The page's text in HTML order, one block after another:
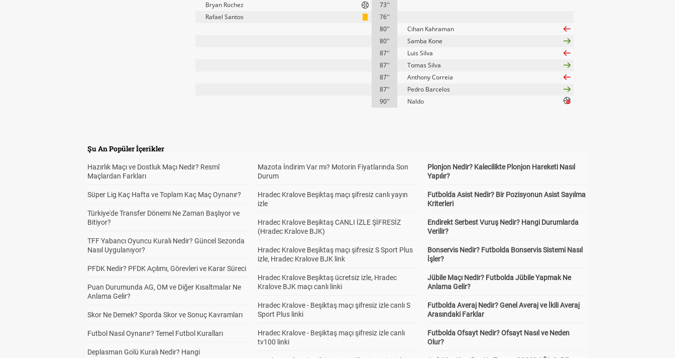
Bryan Rochez
73''
Rafael Santos
76''
80''
Cihan Kahraman
80''
Samba Kone
87''
Luis Silva
87''
Tomas Silva
87''
Anthony Correia
87''
Pedro Barcelos
90''
Naldo
Şu An Popüler İçerikler
Hazırlık Maçı ve Dostluk Maçı Nedir? Resmî
Maçlardan Farkları
Süper Lig Kaç Hafta ve Toplam Kaç Maç Oynanır?
Türkiye'de Transfer Dönemi Ne Zaman Başlıyor ve
Bitiyor?
TFF Yabancı Oyuncu Kuralı Nedir? Güncel Sezonda
Nasıl Uygulanıyor?
PFDK Nedir? PFDK Açılımı, Görevleri ve Karar Süreci
Puan Durumunda AG, OM ve Diğer Kısaltmalar Ne
Anlama Gelir?
Skor Ne Demek? Sporda Skor ve Sonuç Kavramları
Futbol Nasıl Oynanır? Temel Futbol Kuralları
Deplasman Golü Kuralı Nedir? Hangi
Mazota İndirim Var mı? Motorin Fiyatlarında Son
Durum
Hradec Kralove Beşiktaş maçı şifresiz canlı yayın
izle
Hradec Kralove Beşiktaş CANLI İZLE ŞİFRESİZ
(Hradec Kralove BJK)
Hradec Kralove Beşiktaş maçı şifresiz S Sport Plus
izle, Hradec Kralove BJK link
Hradec Kralove Beşiktaş ücretsiz izle, Hradec
Kralove BJK maçı canlı linki
Hradec Kralove - Beşiktaş maçı şifresiz izle canlı S
Sport Plus linki
Hradec Kralove - Beşiktaş maçı şifresiz izle canlı
tv100 linki
Plonjon Nedir? Kalecilikte Plonjon Hareketi Nasıl
Yapılır?
Futbolda Asist Nedir? Bir Pozisyonun Asist Sayılma
Kriterleri
Endirekt Serbest Vuruş Nedir? Hangi Durumlarda
Verilir?
Bonservis Nedir? Futbolda Bonservis Sistemi Nasıl
İşler?
Jübile Maçı Nedir? Futbolda Jübile Yapmak Ne
Anlama Gelir?
Futbolda Averaj Nedir? Genel Averaj ve İkili Averaj
Arasındaki Farklar
Futbolda Ofsayt Nedir? Ofsayt Nasıl ve Neden
Olur?